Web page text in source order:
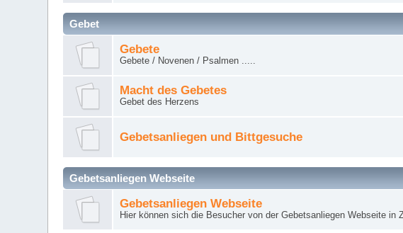
Gebet
Gebete
Gebete / Novenen / Psalmen .....
Macht des Gebetes
Gebet des Herzens
Gebetsanliegen und Bittgesuche
Gebetsanliegen Webseite
Gebetsanliegen Webseite
Hier können sich die Besucher von der Gebetsanliegen Webseite in